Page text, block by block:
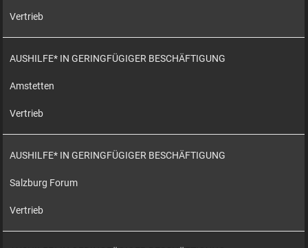
Vertrieb
AUSHILFE* IN GERINGFÜGIGER BESCHÄFTIGUNG
Amstetten
Vertrieb
AUSHILFE* IN GERINGFÜGIGER BESCHÄFTIGUNG
Salzburg Forum
Vertrieb